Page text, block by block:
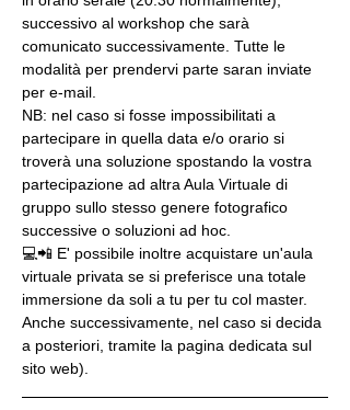
successivo al workshop che sarà
comunicato successivamente. Tutte le
modalità per prendervi parte saran inviate
per e-mail.
NB: nel caso si fosse impossibilitati a
partecipare in quella data e/o orario si
troverà una soluzione spostando la vostra
partecipazione ad altra Aula Virtuale di
gruppo sullo stesso genere fotografico
successive o soluzioni ad hoc.
💻📲 E' possibile inoltre acquistare un'aula
virtuale privata se si preferisce una totale
immersione da soli a tu per tu col master.
Anche successivamente, nel caso si decida
a posteriori, tramite la pagina dedicata sul
sito web).